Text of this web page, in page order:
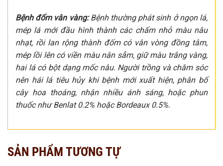
Bệnh đốm vân vàng:Bệnh thường phát sinh ở ngọn lá,
mép lá mới đầu hình thành các chấm nhỏ màu nâu
nhạt, rồi lan rộng thành đốm có vân vòng đồng tâm,
mép lồi lên có viền màu nân sẫm, giữ màu trắng vàng,
hai lá có bột dạng mốc nâu. Người trồng và chăm sóc
nên hái lá tiêu hủy khi bệnh mới xuất hiện, phân bố
cây hoa thoáng, nhận nhiều ánh sáng, hoặc phun
thuốc như Benlat 0.2% hoặc Bordeaux 0.5%.
SẢN PHẨM TƯƠNG TỰ